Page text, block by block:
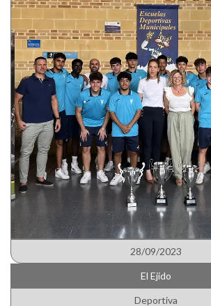
28/09/2023
El Ejido
Deportiva